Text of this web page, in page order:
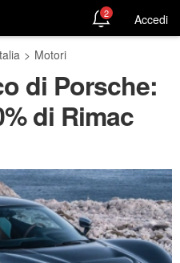
2 Accedi
> Motori
di Porsche:
di Rimac